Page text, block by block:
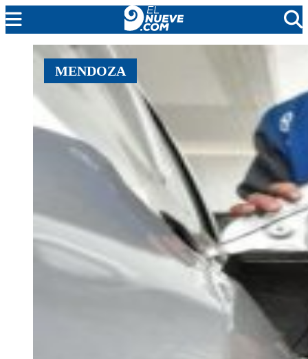
MENDOZA
CADA DÍA
ARGENTINA
NOTICIERO 9
PROTAGONISTAS
EL NUEVE STREAMS
MENDOZA